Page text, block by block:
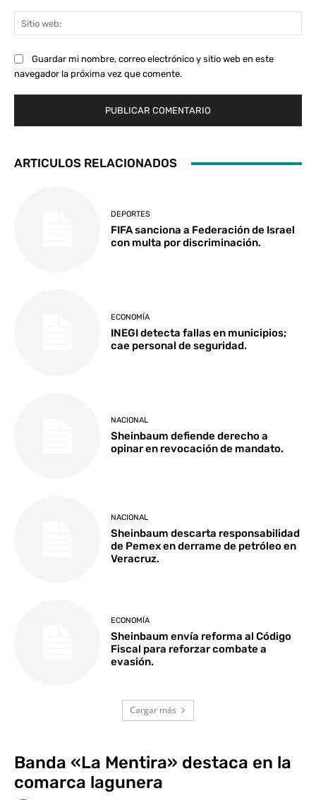
Guardar mi nombre, correo electrónico y sitio web en este
navegador la próxima vez que comente.
ARTICULOS RELACIONADOS
DEPORTES
FIFA sanciona a Federación de Israel
con multa por discriminación.
ECONOMÍA
INEGI detecta fallas en municipios;
cae personal de seguridad.
NACIONAL
Sheinbaum defiende derecho a
opinar en revocación de mandato.
NACIONAL
Sheinbaum descarta responsabilidad
de Pemex en derrame de petróleo en
Veracruz.
ECONOMÍA
Sheinbaum envía reforma al Código
Fiscal para reforzar combate a
evasión.
Cargar más